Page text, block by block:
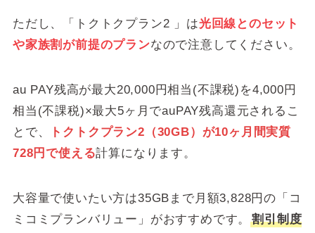
ただし、「トクトクプラン2 」は光回線とのセット
や家族割が前提のプランなので注意してください。
au PAY残高が最大20,000円相当(不課税)を4,000円
相当(不課税)×最大5ヶ月でauPAY残高還元されるこ
とで、
トクトクプラン2（30GB）が10ヶ月間実質
728円で使える計算になります。
大容量で使いたい方は35GBまで月額3,828円の「コ
ミコミプランバリュー」がおすすめです。割引制度